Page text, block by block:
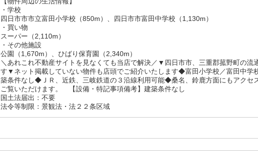
・学校
四日市市市立富田小学校（850m）、四日市市富田中学校（1,130m）
・買い物
スーパー（2,110m）
・その他施設
公園（1,670m）、ひばり保育園（2,340m）
＼あれこれ不動産サイトを見なくても当店で解決／▼四日市市、三重郡菰野町の流
す▼ネット掲載していない物件も店頭でご紹介いたします◆富田小学校／富田中
築条件なし◆ＪＲ、近鉄、三岐鉄道の３沿線利用可能◆桑名、鈴鹿方面にもアクセ
ご覧いただけます。 【設備・特記事項備考】建築条件なし
国土法届出：不要
法令等制限：景観法・法２２条区域